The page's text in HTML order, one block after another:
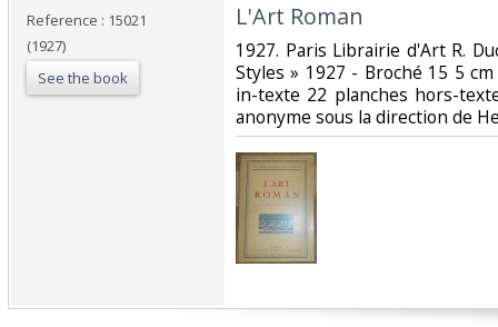
Reference : 15021
(1927)
See the book
‎L'Art Roman‎
‎1927. Paris Librairie d'Art R.
Styles » 1927 - Broché 15 5
in-texte 22 planches hors-
anonyme sous la direction de